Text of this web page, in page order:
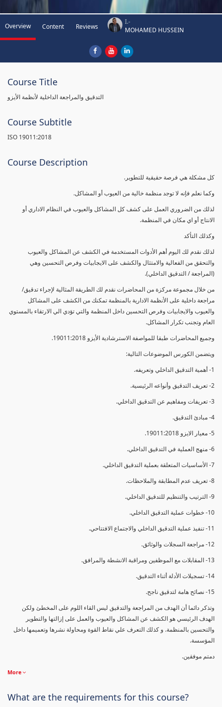
Overview Content Reviews
I.-
MOHAMED HUSSEIN
Course Title
التدقيق والمراجعة الداخلية لأنظمة الأيزو
Course Subtitle
ISO 19011:2018
Course Description
كل مشكلة هي فرصة حقيقية للتطوير.
وكما نعلم فإنه لا توجد منظمة خالية من العيوب أو المشاكل.
لذلك من الضروري العمل على كشف كل المشاكل والعيوب في النظام الاداري أو
الانتاج أو اي مكان في المنظمة.
وكذلك التأكد
لذلك نقدم لك اليوم أهم الأدوات المستخدمة في الكشف عن المشاكل والعيوب
والتحقق من الفعالية والامتثال والكشف على الايجابيات وفرص التحسين وهي
(المراجعة / التدقيق الداخلي).
من خلال مجموعة مركزة من المحاضرات نقدم لك الطريقة المثالية لإجراء تدقيق/
مراجعة داخلية على الأنظمة الادارية بالمنظمة تمكنك من الكشف على المشاكل
والعيوب والايجابيات وفرص التحسين داخل المنظمة والتي تؤدي الي الارتقاء بالمستوي
العام وتجنب تكرار المشاكل.
وجميع المحاضرات طبقا للمواصفة الاسترشادية الأيزو 19011:2018.
ويتضمن الكورس الموضوعات التالية:
1- أهمية التدقيق الداخلي وتعريفه.
2- تعريف التدقيق وأنواعه الرئيسية.
3- تعريفات ومفاهيم عن التدقيق الداخلي.
4- مبادئ التدقيق.
5- معيار الايزو 19011:2018.
6- منهج العملية في التدقيق الداخلي.
7- الأساسيات المتعلقة بعملية التدقيق الداخلي.
8- تعريف عدم المطابقة والملاحظات.
9- الترتيب والتنظيم للتدقيق الداخلي.
10- خطوات عملية التدقيق الداخلي.
11- تنفيذ عملية التدقيق الداخلي والاجتماع الافتتاحي.
12- مراجعة السجلات والوثائق.
13- المقابلات مع الموظفين ومراقبة الانشطة والمرافق.
14- تسجيلات الأدلة أثناء التدقيق.
15- نصائح هامة لتدقيق ناجح.
وتذكر دائما أن الهدف من المراجعة والتدقيق ليس القاء اللوم على المخطئ ولكن
الهدف الرئيسي هو الكشف عن المشاكل والعيوب والعمل على إزالتها والتطوير
والتحسين بالمنظمة. و كذلك التعرف علي نقاط القوة ومحاولة نشرها وتعميمها داخل
المؤسسة.
دمتم موفقين.
More
What are the requirements for this course?